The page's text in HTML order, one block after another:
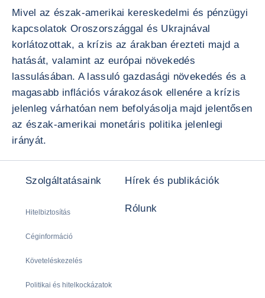
Mivel az észak-amerikai kereskedelmi és pénzügyi
kapcsolatok Oroszországgal és Ukrajnával
korlátozottak, a krízis az árakban érezteti majd a
hatását, valamint az európai növekedés
lassulásában. A lassuló gazdasági növekedés és a
magasabb inflációs várakozások ellenére a krízis
jelenleg várhatóan nem befolyásolja majd jelentősen
az észak-amerikai monetáris politika jelenlegi
irányát.
Szolgáltatásaink
Hitelbiztosítás
Céginformáció
Követeléskezelés
Politikai és hitelkockázatok
Hírek és publikációk
Rólunk